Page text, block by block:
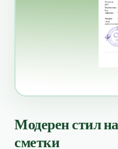
Модерен стил
сметки